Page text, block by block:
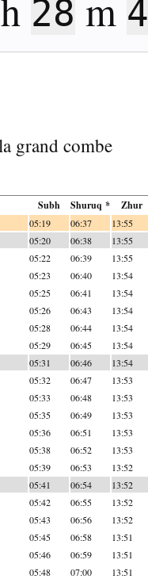
h 28 m
grand combe
Subh Shuruq * Zhur
05:19 06:37 13:55
05:20 06:38 13:55
05:22 06:39 13:55
05:23 06:40 13:54
05:25 06:41 13:54
05:26 06:43 13:54
05:28 06:44 13:54
05:29 06:45 13:54
05:31 06:46 13:54
05:32 06:47 13:53
05:33 06:48 13:53
05:35 06:49 13:53
05:36 06:51 13:53
05:38 06:52 13:53
05:39 06:53 13:52
05:41 06:54 13:52
05:42 06:55 13:52
05:43 06:56 13:52
05:45 06:58 13:51
05:46 06:59 13:51
05:48 07:00 13:51